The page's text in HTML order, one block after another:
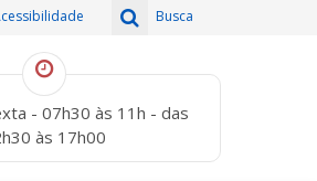
Busca
- 07h30 às 11h - das
às 17h00